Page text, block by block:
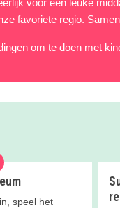
favoriete regio.
om te doen met
speel het